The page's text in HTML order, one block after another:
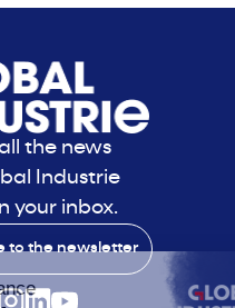
the news
Industrie
your inbox.
to the newsletter